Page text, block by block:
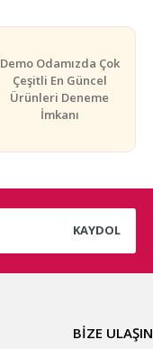
Demo Odamızda Çok
Çeşitli En Güncel
Ürünleri Deneme
İmkanı
KAYDOL
BİZE ULAŞIN